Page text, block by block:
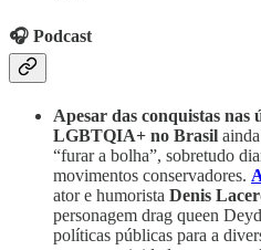
🎧 Podcast
Apesar das conquistas nas
LGBTQIA+ no Brasil
“furar a bolha”, sobretudo
movimentos conservadores.
ator e humorista Denis
personagem drag queen
políticas públicas para a